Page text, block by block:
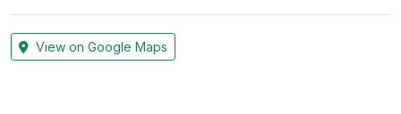
View on Google Maps